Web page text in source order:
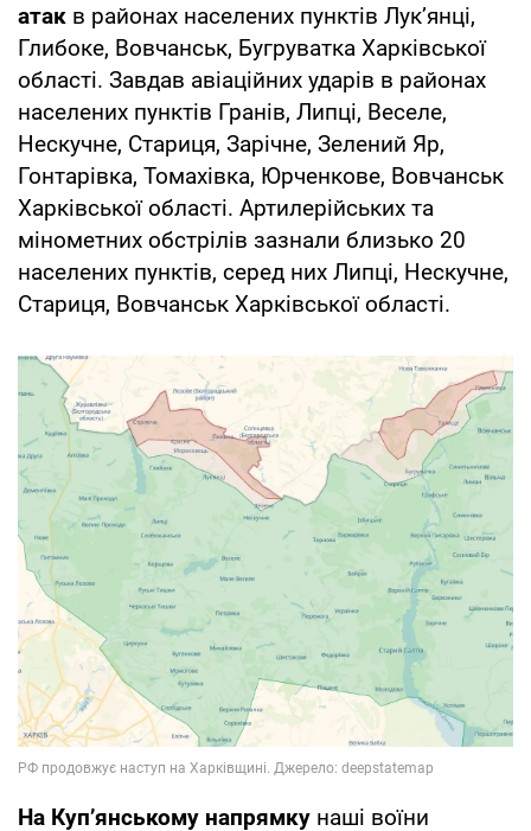
атак в районах населених пунктів Лук’янці,
Глибоке, Вовчанськ, Бугруватка Харківської
області. Завдав авіаційних ударів в районах
населених пунктів Гранів, Липці, Веселе,
Нескучне, Стариця, Зарічне, Зелений Яр,
Гонтарівка, Томахівка, Юрченкове, Вовчанськ
Харківської області. Артилерійських та
мінометних обстрілів зазнали близько 20
населених пунктів, серед них Липці, Нескучне,
Стариця, Вовчанськ Харківської області.
На Куп’янському напрямку наші воїни